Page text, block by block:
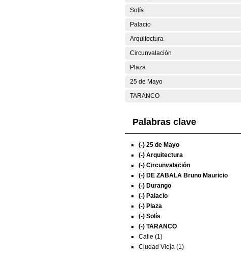
Solís
Palacio
Arquitectura
Circunvalación
Plaza
25 de Mayo
TARANCO
Palabras clave
(-) 25 de Mayo
(-) Arquitectura
(-) Circunvalación
(-) DE ZABALA Bruno Mauricio
(-) Durango
(-) Palacio
(-) Plaza
(-) Solís
(-) TARANCO
Calle (1)
Ciudad Vieja (1)